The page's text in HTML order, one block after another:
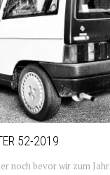
52-2019
noch bevor wir zum